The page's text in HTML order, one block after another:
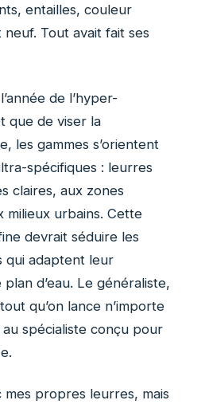
entailles, couleur
neuf. Tout avait fait ses
de l’hyper-
que de viser la
les gammes s’orientent
spécifiques : leurres
claires, aux zones
milieux urbains. Cette
devrait séduire les
qui adaptent leur
d’eau. Le généraliste,
qu’on lance n’importe
spécialiste conçu pour
propres leurres, mais